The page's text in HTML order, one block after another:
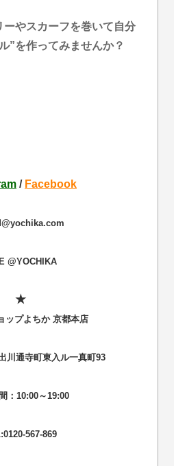
ーやスカーフを巻いて自分
”を作ってみませんか？
/ Facebook
@YOCHIKA
★
ップよちか 京都本店
川通寺町東入ル一真町93
：10:00～19:00
567-869